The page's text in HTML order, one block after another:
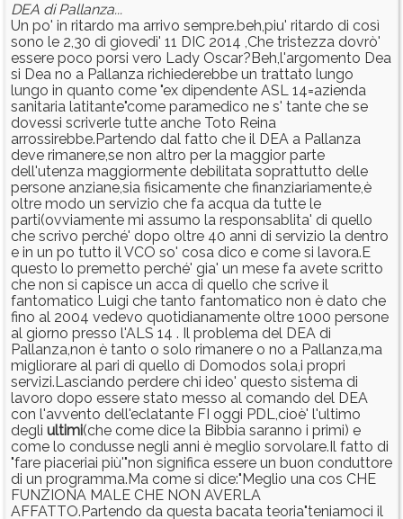
DEA di Pallanza...
Un po' in ritardo ma arrivo sempre.beh,piu' ritardo di così
sono le 2,30 di giovedì' 11 DIC 2014 ,Che tristezza dovrò'
essere poco porsi vero Lady Oscar?Beh,l'argomento Dea
si Dea no a Pallanza richiederebbe un trattato lungo
lungo in quanto come "ex dipendente ASL 14=azienda
sanitaria latitante"come paramedico ne s' tante che se
dovessi scriverle tutte anche Toto Reina
arrossirebbe.Partendo dal fatto che il DEA a Pallanza
deve rimanere,se non altro per la maggior parte
dell'utenza maggiormente debilitata soprattutto delle
persone anziane,sia fisicamente che finanziariamente,è
oltre modo un servizio che fa acqua da tutte le
parti(ovviamente mi assumo la responsablita' di quello
che scrivo perché' dopo oltre 40 anni di servizio la dentro
e in un po tutto il VCO so' cosa dico e come si lavora.E
questo lo premetto perché' gia' un mese fa avete scritto
che non si capisce un acca di quello che scrive il
fantomatico Luigi che tanto fantomatico non è dato che
fino al 2004 vedevo quotidianamente oltre 1000 persone
al giorno presso l'ALS 14 . Il problema del DEA di
Pallanza,non è tanto o solo rimanere o no a Pallanza,ma
migliorare al pari di quello di Domodos sola,i propri
servizi.Lasciando perdere chi ideo' questo sistema di
lavoro dopo essere stato messo al comando del DEA
con l'avvento dell'eclatante FI oggi PDL,cioè' l'ultimo
degli ultimi(che come dice la Bibbia saranno i primi) e
come lo condusse negli anni è meglio sorvolare.Il fatto di
"fare piaceriai più'"non significa essere un buon conduttore
di un programma.Ma come si dice:"Meglio una cos CHE
FUNZIONA MALE CHE NON AVERLA
AFFATTO.Partendo da questa bacata teoria"teniamoci il